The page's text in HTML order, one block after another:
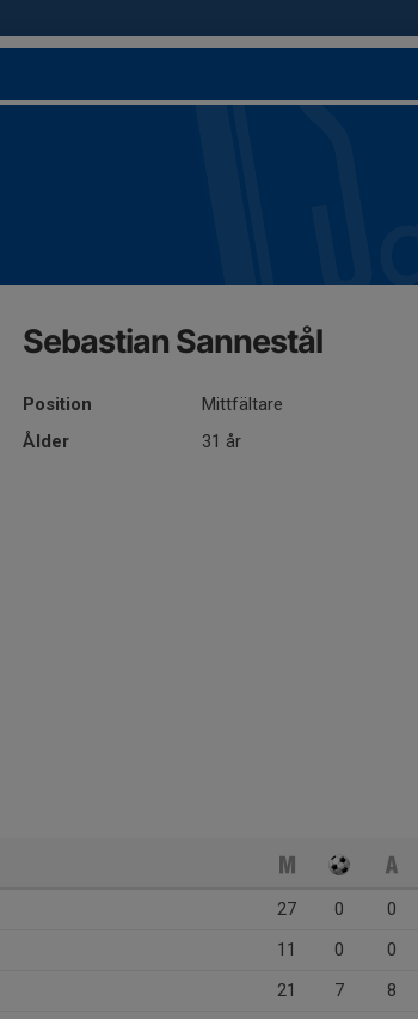
Sebastian Sannestål
Position
Mittfältare
Ålder
31 år
27 0 0
11 0 0
21 7 8